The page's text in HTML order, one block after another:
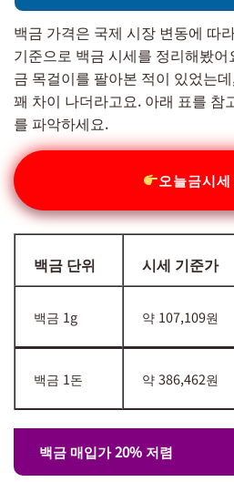
백금 가격은 국제 시장 변동에 따
기준으로 백금 시세를 정리해봤
금 목걸이를 팔아본 적이 있었는
꽤 차이 나더라고요. 아래 표를 참
를 파악하세요.
오늘금시
백금 단위 시세 기준가
백금 1g 약 107,109원
백금 1돈 약 386,462원
백금 매입가 20% 저렴